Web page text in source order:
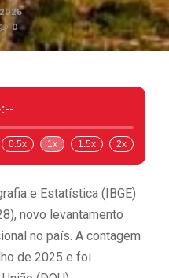
0
0.5x 1x 1.5x 2x
e Estatística (IBGE)
novo levantamento
no país. A contagem
de 2025 e foi